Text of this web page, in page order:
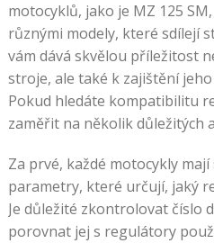
motocyklů, jako je MZ 125
různými modely, které sdílejí
vám dává skvělou příležitost
stroje, ale také k zajištění
Pokud hledáte kompatibilitu
zaměřit na několik důležitých
Za prvé, každé motocykly
parametry, které určují, jaký
Je důležité zkontrolovat číslo
porovnat jej s regulátory